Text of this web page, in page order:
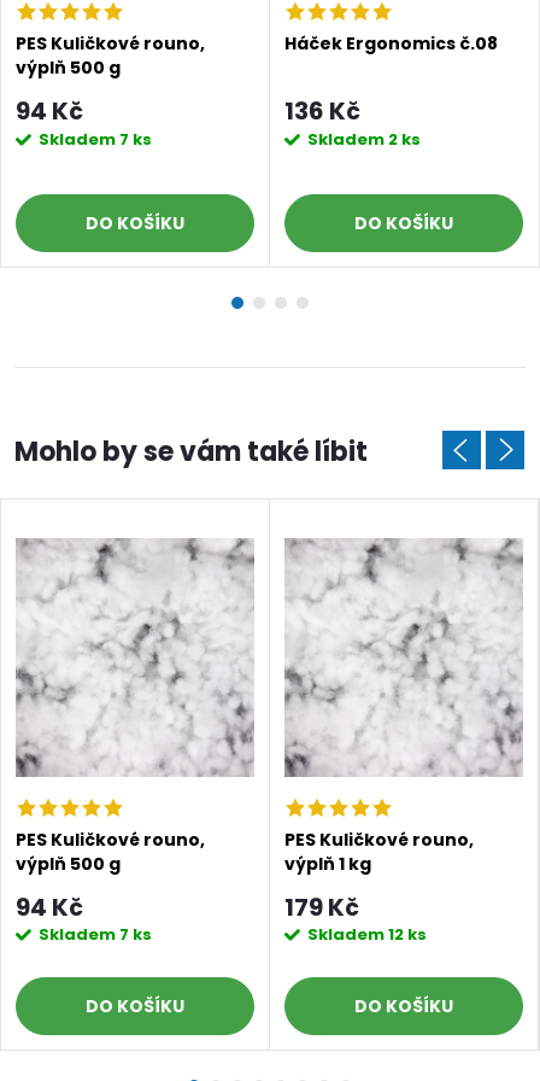
PES Kuličkové rouno,
výplň 500 g
94 Kč
Skladem 7 ks
DO KOŠÍKU
Háček Ergonomics č.08
136 Kč
Skladem 2 ks
DO KOŠÍKU
PES Kuličkové rouno,
výplň 500 g
94 Kč
Skladem 7 ks
DO KOŠÍKU
PES Kuličkové rouno,
výplň 1 kg
179 Kč
Skladem12 ks
DO KOŠÍKU